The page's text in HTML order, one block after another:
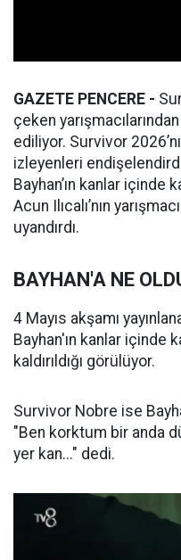
GAZETE PENCERE -
çeken
ediliyor. Survivor
izleyenleri
Bayhan’ın kanlar içinde
Acun Ilıcalı’nın
uyandırdı.
BAYHAN'A NE
4 Mayıs akşamı
Bayhan'ın kanlar içinde
kaldırıldığı görülüyor.
Survivor Nobre ise
"Ben korktum bir anda
yer kan..." dedi.